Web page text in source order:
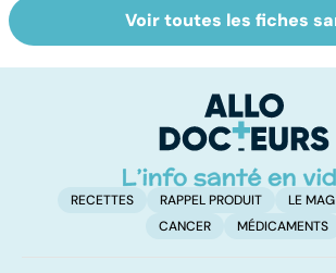
Le TDAH, un
trouble de
hyperactivité
crises
Voir toutes les fiches
RECETTES RAPPEL PRODUIT
LE
CANCER
MÉDICAMENTS